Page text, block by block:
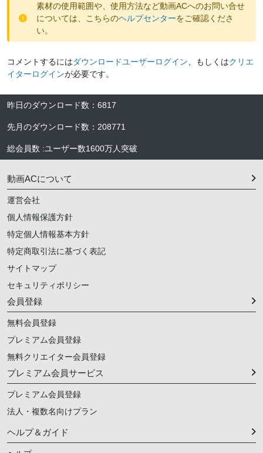
素材の使用範囲や、使用方法など動画ACへのお問い合せ
については、こちらのヘルプセンターをご確認くださ
い。
コメントするにはダウンロードユーザーログイン 、もしくはクリエ
イターログインが必要です。
昨日のダウンロード数 ： 6817
先月のダウンロード数 ： 208771
総会員数 :ユーザー数1600万人 突破
動画ACについて
運営会社
個人情報保護方針
特定個人情報基本方針
特定商取引法に基づく表記
サイトマップ
セキュリティポリシー
会員登録
無料会員登録
プレミアム会員登録
無料クリエイター会員登録
プレミアム会員サービス
プレミアム会員登録
法人・複数名向けプラン
ヘルプ＆ガイド